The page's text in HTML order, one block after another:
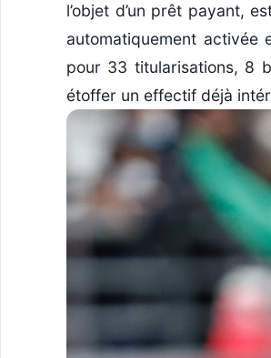
l’objet d’un prêt payant,
automatiquement activée
pour 33 titularisations, 8
étoffer un effectif déjà